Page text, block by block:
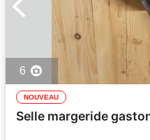
6
NOUVEAU
Selle margeride